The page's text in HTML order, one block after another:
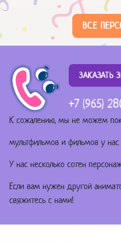
ВСЕ
ЗАКАЗАТЬ
+7 (965)
К сожалению, мы не можем
мультфильмов и фильмов у нас
У нас несколько сотен
Если вам нужен другой
свяжитесь с нами!